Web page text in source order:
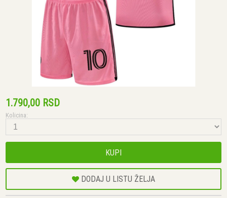
1.790,00 RSD
Kolicina:
KUPI
DODAJ U LISTU ŽELJA